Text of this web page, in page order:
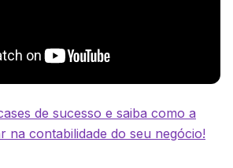
de sucesso e saiba como a
na contabilidade do seu negócio!